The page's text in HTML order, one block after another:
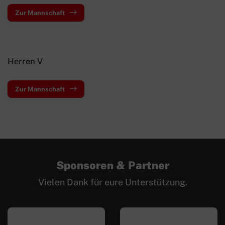
Zur Mannschaft
Herren V
Zur Mannschaft
Sponsoren & Partner
Vielen Dank für eure Unterstützung.
Zwiebelbühne
Mitglieder-Service